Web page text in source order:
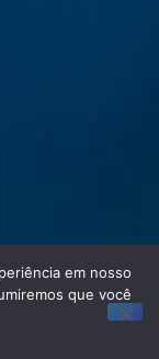
💙 pelo GRUPO DPG
em nosso
que você